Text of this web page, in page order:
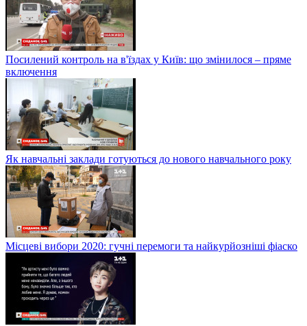
Посилений контроль на в'їздах у Київ: що змінилося – пряме
включення
Як навчальні заклади готуються до нового навчального року
Місцеві вибори 2020: гучні перемоги та найкурйозніші фіаско